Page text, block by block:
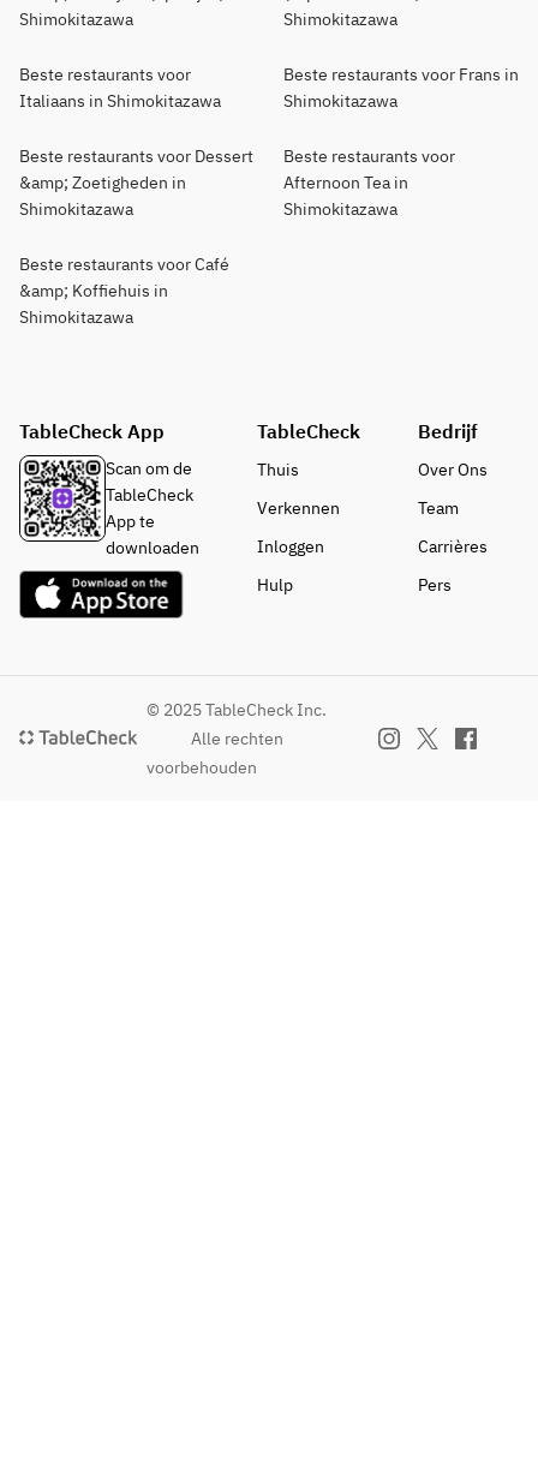
Shimokitazawa
Shimokitazawa
Beste restaurants voor
Italiaans in Shimokitazawa
Beste restaurants voor Frans in
Shimokitazawa
Beste restaurants voor Dessert
&amp; Zoetigheden in
Shimokitazawa
Beste restaurants voor
Afternoon Tea in
Shimokitazawa
Beste restaurants voor Café
&amp; Koffiehuis in
Shimokitazawa
TableCheck App
Scan om de
TableCheck
App te
downloaden
TableCheck
Thuis
Verkennen
Inloggen
Hulp
Bedrijf
Over Ons
Team
Carrières
Pers
© 2025 TableCheck Inc.
Alle rechten
voorbehouden